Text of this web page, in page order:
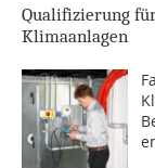
Qualifizierung
Klimaanlagen